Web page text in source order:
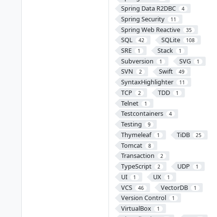
Spring Data R2DBC 4
Spring Security 11
Spring Web Reactive 35
SQL 42 SQLite 108
SRE 1 Stack 1
Subversion 1 SVG 1
SVN 2 Swift 49
SyntaxHighlighter 11
TCP 2 TDD 1
Telnet 1
Testcontainers 4
Testing 9
Thymeleaf 1 TiDB 25
Tomcat 8
Transaction 2
TypeScript 2 UDP 1
UI 1 UX 1
VCS 46 VectorDB 1
Version Control 1
VirtualBox 1